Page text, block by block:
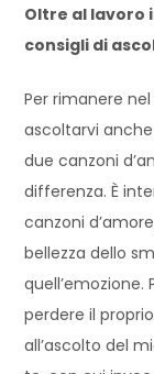
Oltre al lavoro
consigli di
Per rimanere
ascoltarvi
due canzoni
differenza. È
canzoni
bellezza dello
perdere il
all’ascolto del